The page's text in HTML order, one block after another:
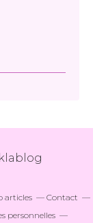
articles
Contact
personnelles